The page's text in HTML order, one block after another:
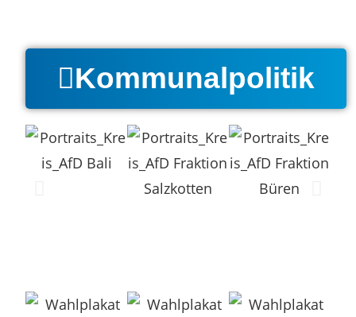
Kommunalpolitik